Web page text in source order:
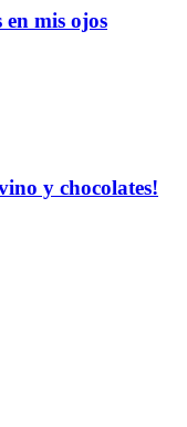
en mis ojos
y chocolates!